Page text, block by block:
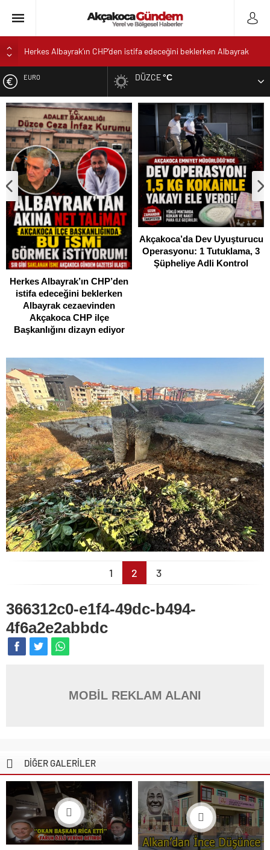
Herkes Albayrak’ın CHP’den istifa edeceğini beklerken Albayrak
Akçakoca’da Dev Uyuşturucu Operasyonu: 1 Tutuklama, 3
AKÇAKOCA’DA İŞ DÜNYASININ KALBİ KALE KOYU
LANSMANINDA ATTI
Saklı Koy Otel’de Yoğunluk: Misafirler Yer Bulmakta Zorlandı
SAHİLLERDE TEMİZLİK ALARMI!
EURO
ALTIN
DOLAR
DÜZCE°C
Herkes Albayrak’ın CHP’den
istifa edeceğini beklerken
Albayrak cezaevinden
Akçakoca CHP ilçe
Başkanlığını dizayn ediyor
Akçakoca’da Dev Uyuşturucu
Operasyonu: 1 Tutuklama, 3
Şüpheliye Adli Kontrol
1 2 3
366312c0-e1f4-49dc-b494-
4f6a2e2abbdc
MOBİL REKLAM ALANI
DİĞER GALERİLER